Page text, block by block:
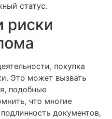
статус.
риски
покупка
Это может вызвать
подобные
что многие
документов,